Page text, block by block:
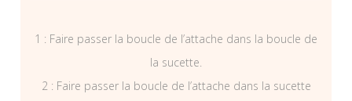
1 : Faire passer la boucle de l’attache dans la boucle de
la sucette.
2 : Faire passer la boucle de l’attache dans la sucette